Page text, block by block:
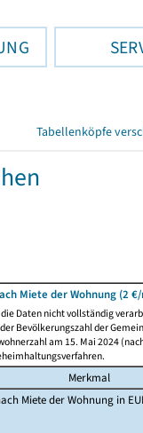
Tabellenköpfe
Miete der Wohnung (2
Daten nicht vollständig
Bevölkerungszahl der
am 15. Mai 2024
Merkmal
Miete der Wohnung in